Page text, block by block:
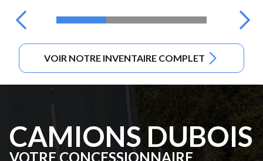
VOIR NOTRE INVENTAIRE COMPLET
CAMIONS DUBOIS
VOTRE CONCESSIONNAIRE